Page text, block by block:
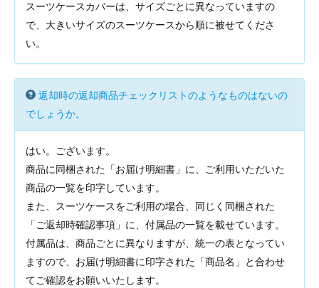
スーツケースカバーは、サイズごとに異なっていますの
で、大きいサイズのスーツケースから順に被せてくださ
い。
返却時の返却商品チェックリストのようなものはないの
でしょうか。
はい。ございます。
商品に同梱された「お届け明細書」に、ご利用いただいた
商品の一覧を印字しています。
また、スーツケースをご利用の場合、同じく同梱された
「ご返却時確認事項」に、付属品の一覧を載せています。
付属品は、商品ごとに異なりますが、統一の表となってい
ますので、お届け明細書に印字された「商品名」と合わせ
てご確認をお願いいたします。